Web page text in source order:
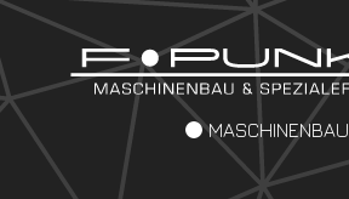
MASCHINENBAU